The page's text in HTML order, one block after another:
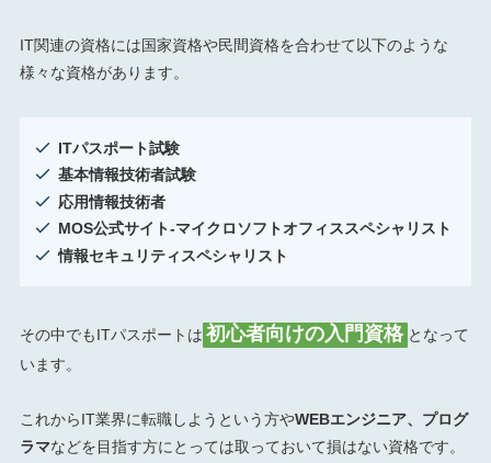
IT関連の資格には国家資格や民間資格を合わせて以下のような
様々な資格があります。
ITパスポート試験
基本情報技術者試験
応用情報技術者
MOS公式サイト-マイクロソフトオフィススペシャリスト
情報セキュリティスペシャリスト
その中でもITパスポートは 初心者向けの入門資格 となって
います。
これからIT業界に転職しようという方やWEBエンジニア、プログ
ラマなどを目指す方にとっては取っておいて損はない資格です。